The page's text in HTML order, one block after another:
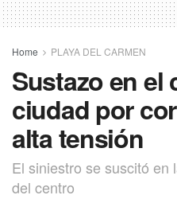
Home PLAYA DEL CARMEN
Sustazo en el
ciudad por
alta tensión
El siniestro se suscitó en
del centro